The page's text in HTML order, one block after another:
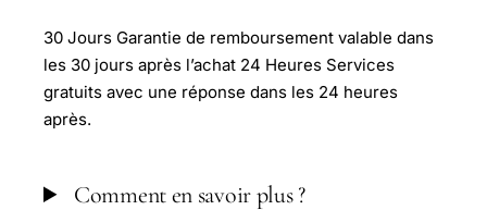
30 Jours Garantie de remboursement valable dans
les 30 jours après l’achat 24 Heures Services
gratuits avec une réponse dans les 24 heures
après.
Comment en savoir plus ?